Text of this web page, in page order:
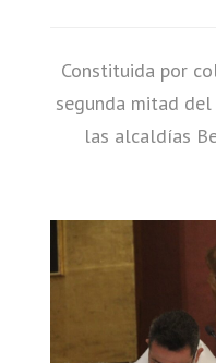
Constituida por
segunda mitad del
las alcaldías